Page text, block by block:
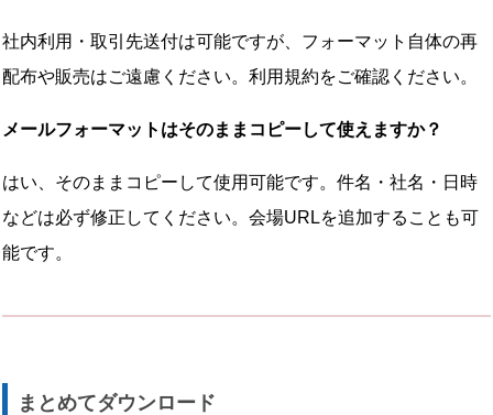
社内利用・取引先送付は可能ですが、フォーマット自体の再
配布や販売はご遠慮ください。利用規約をご確認ください。
メールフォーマットはそのままコピーして使えますか？
はい、そのままコピーして使用可能です。件名・社名・日時
などは必ず修正してください。会場URLを追加することも可
能です。
まとめてダウンロード